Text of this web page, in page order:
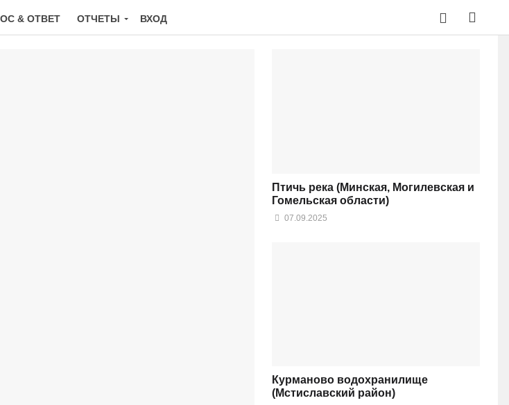
& ОТВЕТ ОТЧЕТЫ ВХОД
Птичь река (Минская, Могилевская и
Гомельская области)
07.09.2025
Курманово водохранилище
(Мстиславский район)